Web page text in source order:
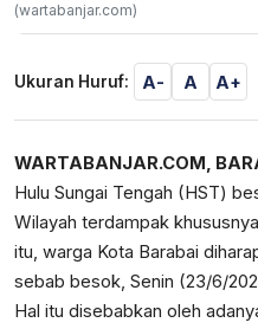
(wartabanjar.com)
Ukuran Huruf: A- A A+
WARTABANJAR.COM,
Hulu Sungai Tengah (HST)
Wilayah terdampak
itu, warga Kota Barabai
sebab besok, Senin (23/6/
Hal itu disebabkan oleh